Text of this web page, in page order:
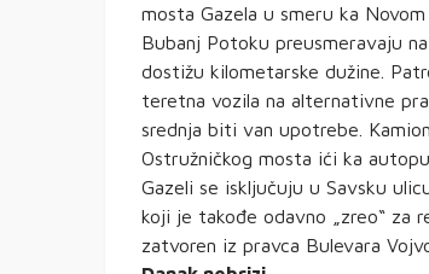
mosta Gazela u smeru ka
Bubanj Potoku preusmeravaju
dostižu kilometarske dužine.
teretna vozila na alternativne
srednja biti van upotrebe.
Ostružničkog mosta ići ka
Gazeli se isključuju u Savsku
koji je takođe odavno „zreo“ za
zatvoren iz pravca Bulevara